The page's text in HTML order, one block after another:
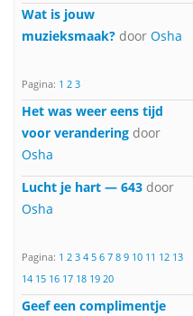
Wat is jouw
muzieksmaak? door Osha
Pagina: 1 2 3
Het was weer eens tijd
voor verandering door
Osha
Lucht je hart — 643 door
Osha
Pagina: 1 2 3 4 5 6 7 8 9 10 11 12 13
14 15 16 17 18 19 20
Geef een complimentje